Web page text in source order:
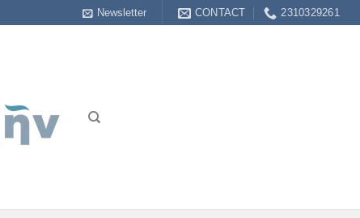
Newsletter CONTACT 2310329261